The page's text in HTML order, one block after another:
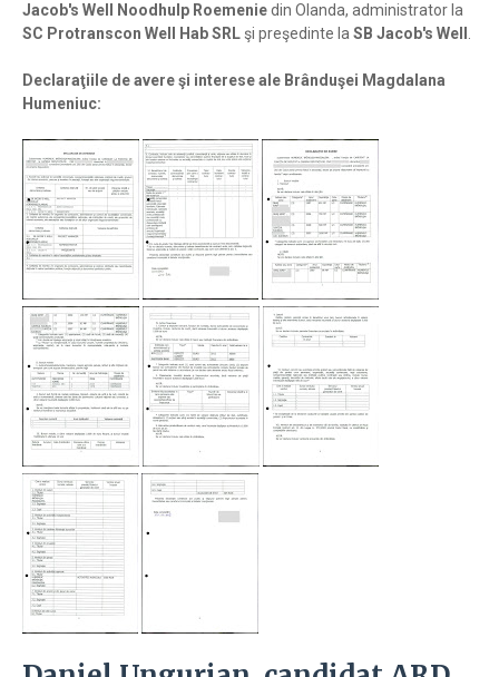
Jacob's Well Noodhulp Roemeniedin Olanda, administrator la
SC Protranscon Well Hab SRLşi preşedinte la SB Jacob's Well
Declaraţiile de avere şi interese ale Brânduşei Magdalana
Humeniuc: